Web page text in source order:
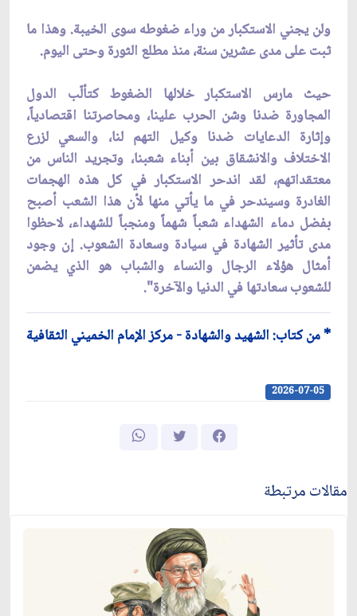
ولن يجني الاستكبار من وراء ضغوطه سوى الخيبة. وهذا ما
ثبت على مدى عشرين سنة، منذ مطلع الثورة وحتى اليوم.
حيث مارس الاستكبار خلالها الضغوط كتألّب الدول
المجاورة ضدنا وشن الحرب علينا، ومحاصرتنا اقتصادياً،
وإثارة الدعايات ضدنا وكيل التهم لنا، والسعي لزرع
الاختلاف والانشقاق بين أبناء شعبنا، وتجريد الناس من
معتقداتهم، لقد اندحر الاستكبار في كل هذه الهجمات
الغادرة وسيندحر في ما يأتي منها لأن هذا الشعب أصبح
بفضل دماء الشهداء شعباً شهماً ومنجباً للشهداء، لاحظوا
مدى تأثير الشهادة في سيادة وسعادة الشعوب. إن وجود
أمثال هؤلاء الرجال والنساء والشباب هو الذي يضمن
للشعوب سعادتها في الدنيا والآخرة".
* من كتاب: الشهيد والشهادة - مركز الإمام الخميني الثقافية
2026-07-05
مقالات مرتبطة